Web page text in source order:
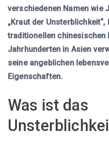
verschiedenen Namen wie
„Kraut der
traditionellen chinesischen
Jahrhunderten in Asien
seine angeblichen
Eigenschaften.
Was ist das